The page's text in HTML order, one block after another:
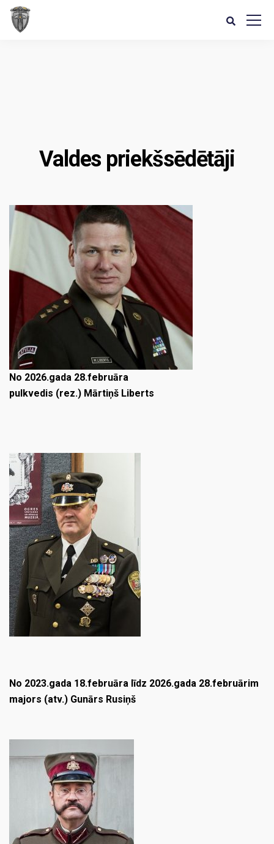
Valdes priekšsēdētāji
No 2026.gada 28.februāra
pulkvedis (rez.) Mārtiņš Liberts
No 2023.gada 18.februāra līdz 2026.gada 28.februārim
majors (atv.) Gunārs Rusiņš